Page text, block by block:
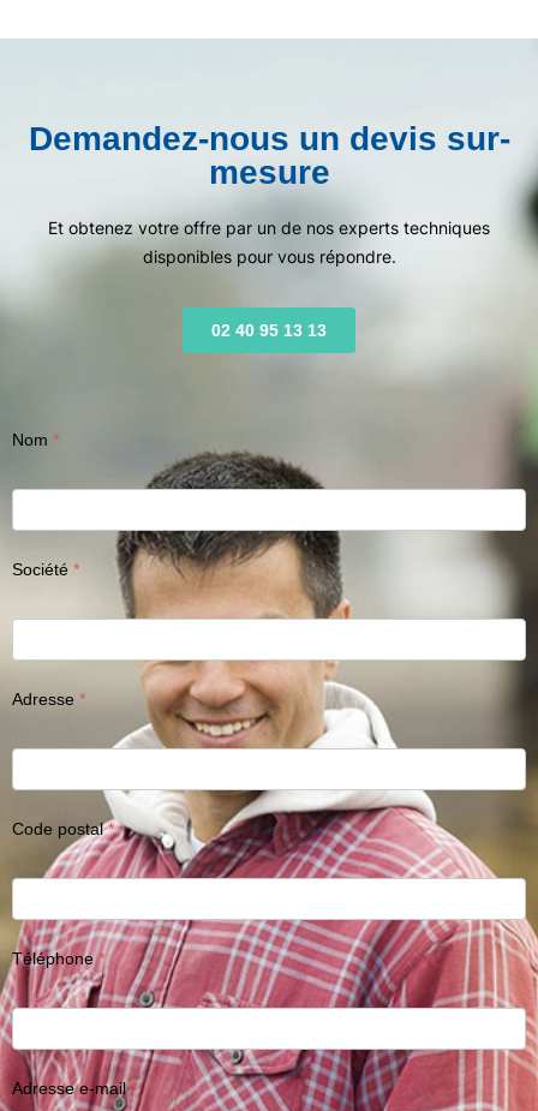
Demandez-nous un devis sur-
mesure
Et obtenez votre offre par un de nos experts techniques
disponibles pour vous répondre.
02 40 95 13 13
Nom
Société
Adresse
Code postal
Téléphone
Adresse e-mail